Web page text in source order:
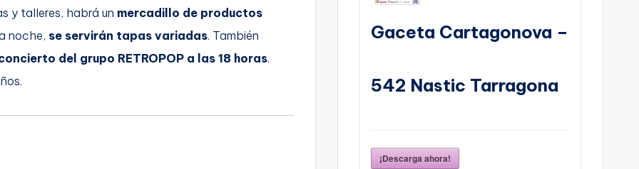
y talleres, habrá un mercadillo de productos
noche, se servirán tapas variadas. También
del grupo RETROPOP a las 18 horas.
niños.
Gaceta Cartagonova –
542 Nastic Tarragona
¡Descarga ahora!